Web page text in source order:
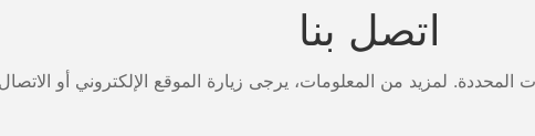
اتصل بنا